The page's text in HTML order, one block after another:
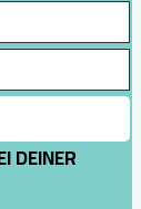
DEINER